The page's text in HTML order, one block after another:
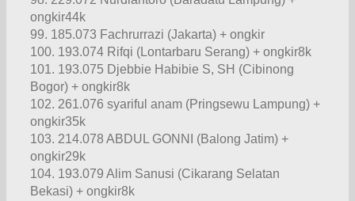
ongkir44k
99. 185.073 Fachrurrazi (Jakarta) + ongkir
100. 193.074 Rifqi (Lontarbaru Serang) + ongkir8k
101. 193.075 Djebbie Habibie S, SH (Cibinong
Bogor) + ongkir8k
102. 261.076 syariful anam (Pringsewu Lampung) +
ongkir35k
103. 214.078 ABDUL GONNI (Balong Jatim) +
ongkir29k
104. 193.079 Alim Sanusi (Cikarang Selatan
Bekasi) + ongkir8k